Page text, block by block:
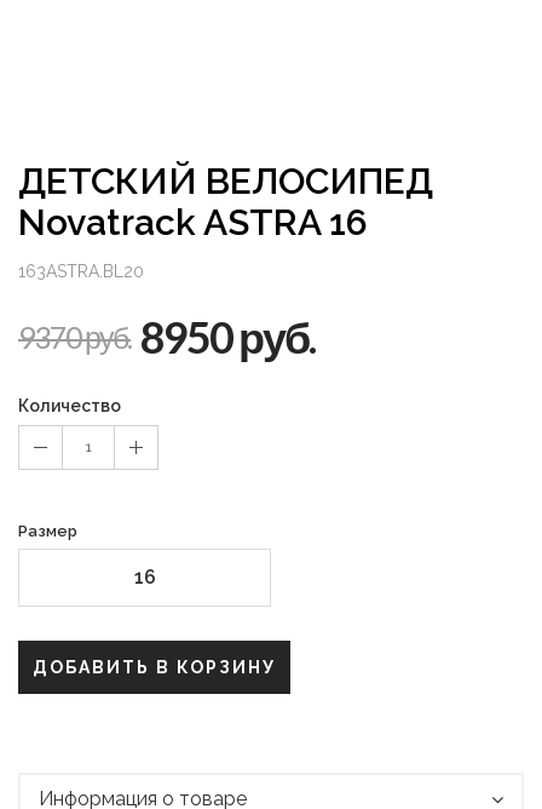
ДЕТСКИЙ ВЕЛОСИПЕД
Novatrack ASTRA 16
163ASTRA.BL20
9370 руб. 8950 руб.
Количество
1
Размер
16
ДОБАВИТЬ В КОРЗИНУ
Информация о товаре